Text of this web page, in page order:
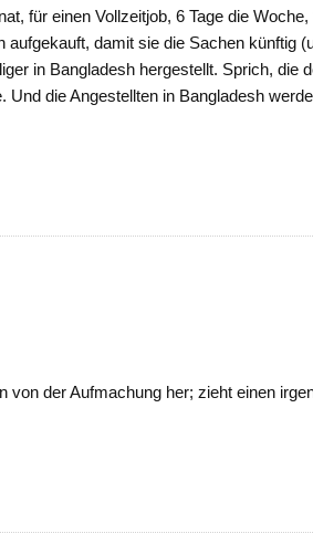
für einen Vollzeitjob, 6 Tage die Woche,
damit sie die Sachen künftig
in Bangladesh hergestellt. Sprich, die
die Angestellten in Bangladesh
von der Aufmachung her; zieht einen